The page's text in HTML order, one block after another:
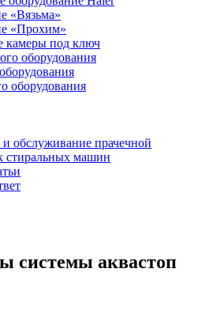
«Вязьма»
«Прохим»
камеры под ключ
оборудования
оборудования
обслуживание прачечной
стиральных машин
системы аквастоп